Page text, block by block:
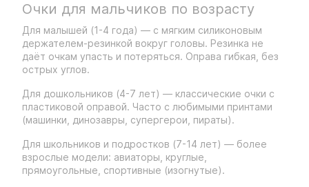
Очки для мальчиков по возрасту
Для малышей (1-4 года) — с мягким силиконовым
держателем-резинкой вокруг головы. Резинка не
даёт очкам упасть и потеряться. Оправа гибкая, без
острых углов.
Для дошкольников (4-7 лет) — классические очки с
пластиковой оправой. Часто с любимыми принтами
(машинки, динозавры, супергерои, пираты).
Для школьников и подростков (7-14 лет) — более
взрослые модели: авиаторы, круглые,
прямоугольные, спортивные (изогнутые).